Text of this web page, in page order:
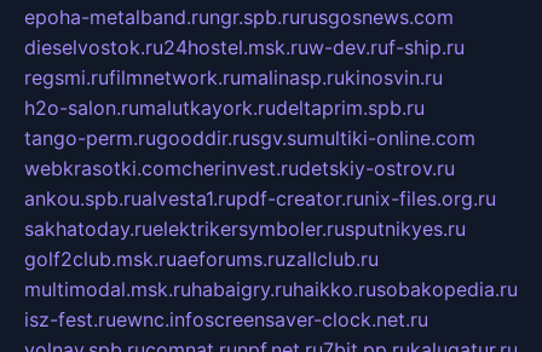
epoha-metalband.rungr.spb.rurusgosnews.com
dieselvostok.ru24hostel.msk.ruw-dev.ruf-ship.ru
regsmi.rufilmnetwork.rumalinasp.rukinosvin.ru
h2o-salon.rumalutkayork.rudeltaprim.spb.ru
tango-perm.rugooddir.rusgv.sumultiki-online.com
webkrasotki.comcherinvest.rudetskiy-ostrov.ru
ankou.spb.rualvesta1.rupdf-creator.runix-files.org.ru
sakhatoday.ruelektrikersymboler.rusputnikyes.ru
golf2club.msk.ruaeforums.ruzallclub.ru
multimodal.msk.ruhabaigry.ruhaikko.rusobakopedia.ru
isz-fest.ruewnc.infoscreensaver-clock.net.ru